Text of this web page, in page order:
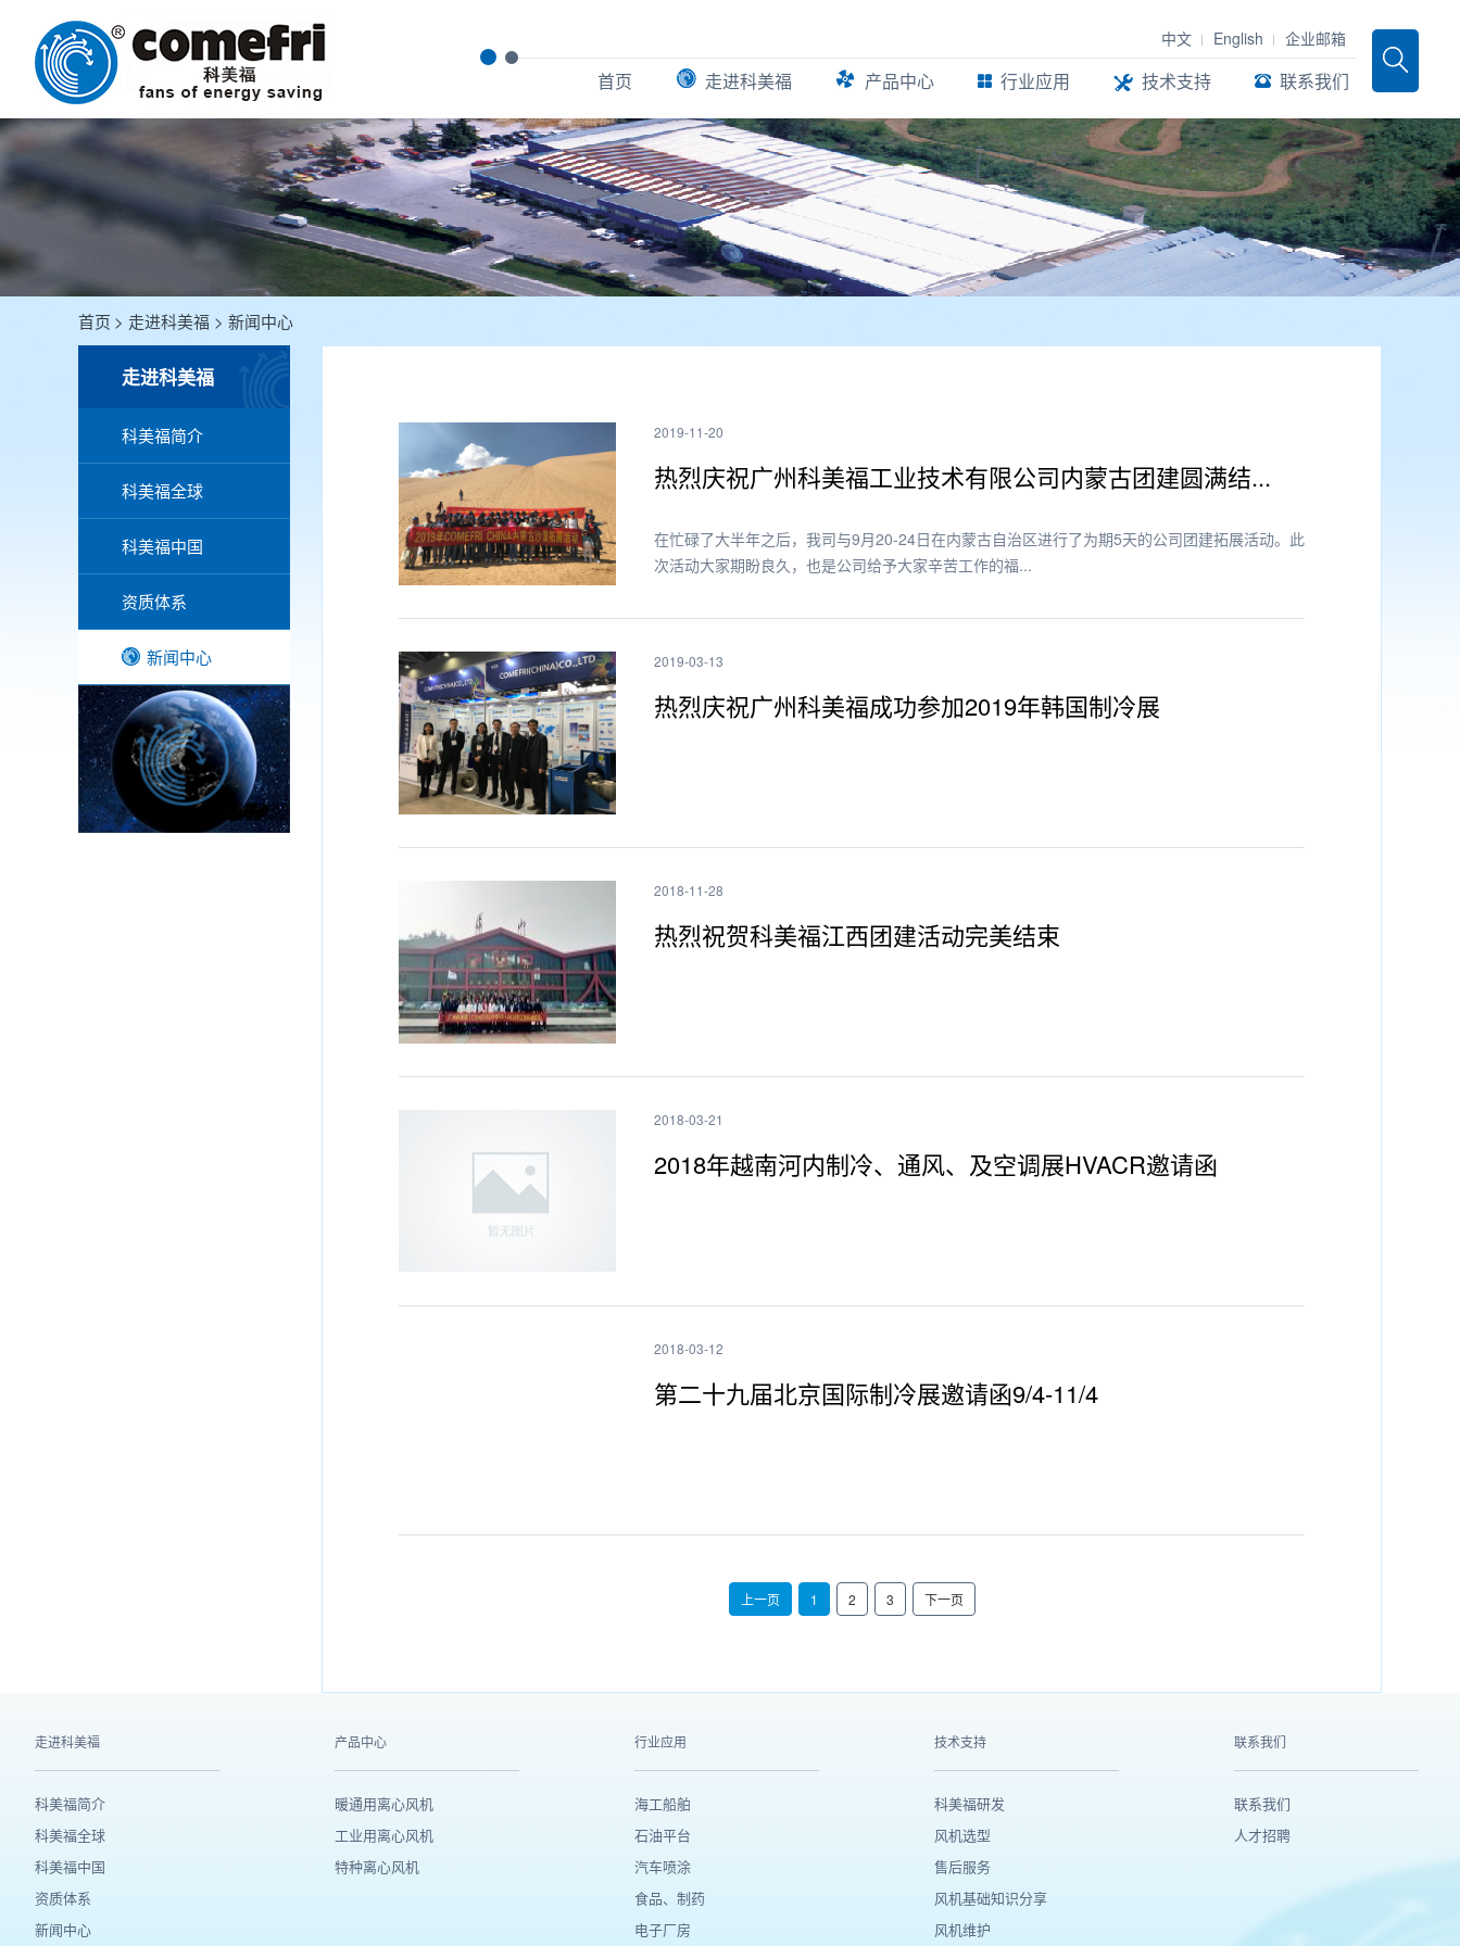
企业邮箱
English
中文
首页 走进科美福 产品中心 行业应用 技术支持 联系我们
首页 走进科美福 新闻中心
走进科美福
科美福简介
科美福全球
科美福中国
资质体系
新闻中心
2019-11-20
热烈庆祝广州科美福工业技术有限公司内蒙古团建圆满结...
在忙碌了大半年之后，我司与9月20-24日在内蒙古自治区进行了为期5天的公司团建拓展活动。此
次活动大家期盼良久，也是公司给予大家辛苦工作的福...
2019-03-13
热烈庆祝广州科美福成功参加2019年韩国制冷展
2018-11-28
热烈祝贺科美福江西团建活动完美结束
2018-03-21
2018年越南河内制冷、通风、及空调展HVACR邀请函
2018-03-12
第二十九届北京国际制冷展邀请函9/4-11/4
上一页 1 2 3 下一页
走进科美福
科美福简介
科美福全球
科美福中国
资质体系
新闻中心
产品中心
暖通用离心风机
工业用离心风机
特种离心风机
行业应用
海工船舶
石油平台
汽车喷涂
食品、制药
电子厂房
技术支持
科美福研发
风机选型
售后服务
风机基础知识分享
风机维护
联系我们
联系我们
人才招聘